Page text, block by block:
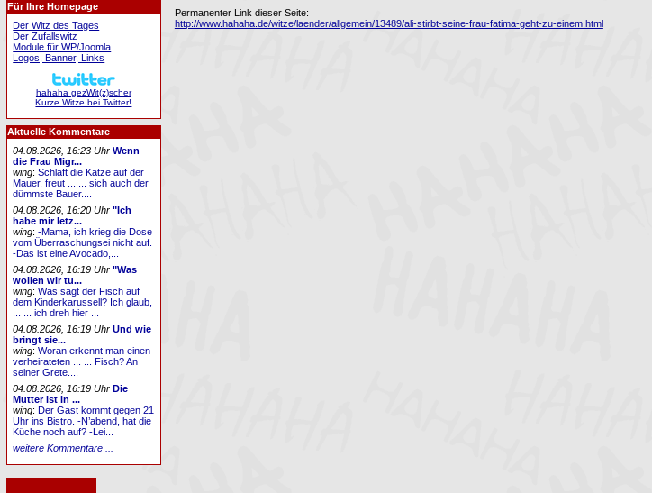
Permanenter Link dieser Seite:
http://www.hahaha.de/witze/laender/allgemein/13489/ali-stirbt-seine-frau-fatima-geht-zu-einem.html
Für Ihre Homepage
Der Witz des Tages
Der Zufallswitz
Module für WP/Joomla
Logos, Banner, Links
hahaha gezWit(z)scher
Kurze Witze bei Twitter!
Aktuelle Kommentare
04.08.2026, 16:23 Uhr Wenn
die Frau Migr...
wing:Schläft die Katze auf der
Mauer, freut ... ... sich auch der
dümmste Bauer....
04.08.2026, 16:20 Uhr "Ich
habe mir letz...
wing:-Mama, ich krieg die Dose
vom Überraschungsei nicht auf.
-Das ist eine Avocado,...
04.08.2026, 16:19 Uhr "Was
wollen wir tu...
wing:Was sagt der Fisch auf
dem Kinderkarussell? Ich glaub,
... ... ich dreh hier ...
04.08.2026, 16:19 Uhr Und wie
bringt sie...
wing:Woran erkennt man einen
verheirateten ... ... Fisch? An
seiner Grete....
04.08.2026, 16:19 Uhr Die
Mutter ist in ...
wing:Der Gast kommt gegen 21
Uhr ins Bistro. -N’abend, hat die
Küche noch auf? -Lei...
weitere Kommentare ...